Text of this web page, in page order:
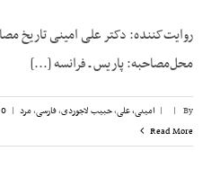
محل‌مصاحبه: پاریس ـ فرانسه [...]
By
|
| امینی، علی,حبیب لاجوردی,فارسی,مرد |
0 Comments
Read More